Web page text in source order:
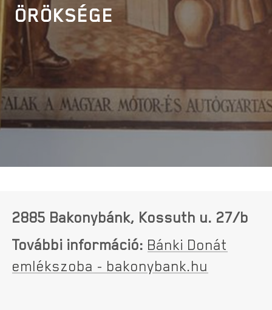
ÖRÖKSÉGE
2885 Bakonybánk, Kossuth u. 27/b
További információ: Bánki Donát
emlékszoba - bakonybank.hu